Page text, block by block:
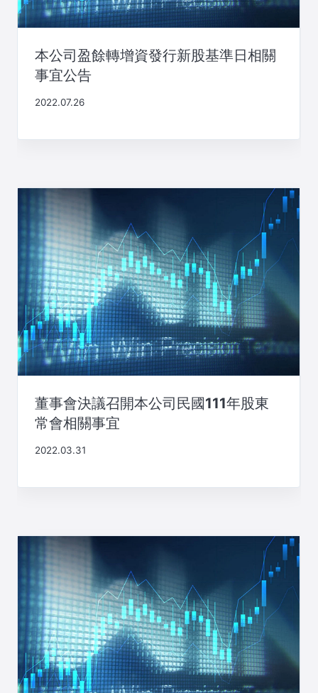
本公司盈餘轉增資發行新股基準日相關
事宜公告
2022.07.26
董事會決議召開本公司民國111年股東
常會相關事宜
2022.03.31